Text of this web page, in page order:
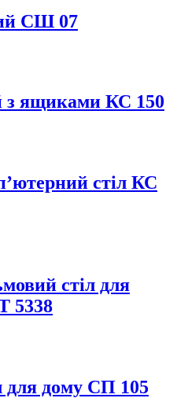
СШ 07
з ящиками КС 150
стіл КС
стіл для
5338
для дому СП 105